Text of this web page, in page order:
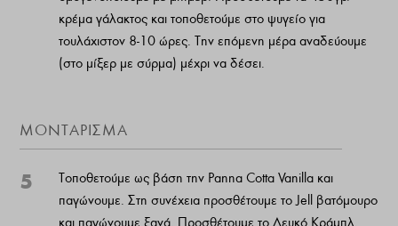
κρέμα γάλακτος και τοποθετούμε στο ψυγείο για
τουλάχιστον 8-10 ώρες. Την επόμενη μέρα αναδεύουμε
(στο μίξερ με σύρμα) μέχρι να δέσει.
ΜΟΝΤΆΡΙΣΜΑ
5
Τοποθετούμε ως βάση την Panna Cotta Vanilla και
παγώνουμε. Στη συνέχεια προσθέτουμε το Jell βατόμουρο
και παγώνουμε ξανά. Προσθέτουμε το Λευκό Κράμπλ.